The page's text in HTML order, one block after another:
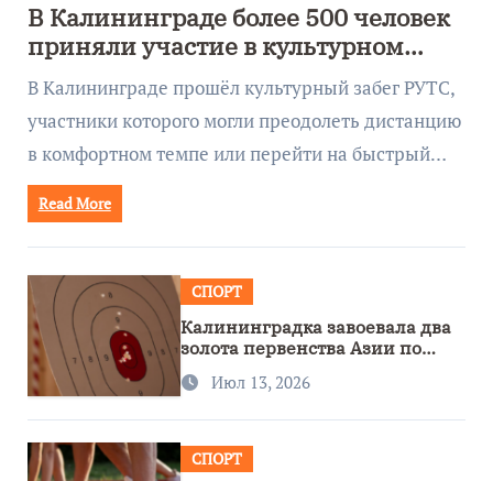
В Калининграде более 500 человек
приняли участие в культурном
забеге
В Калининграде прошёл культурный забег РУТС,
участники которого могли преодолеть дистанцию
в комфортном темпе или перейти на быстрый…
Read More
СПОРТ
Калининградка завоевала два
золота первенства Азии по
метанию ножа
Июл 13, 2026
СПОРТ